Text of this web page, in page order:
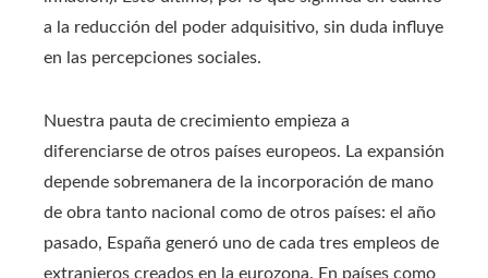
a la reducción del poder adquisitivo, sin duda influye
en las percepciones sociales.
Nuestra pauta de crecimiento empieza a
diferenciarse de otros países europeos. La expansión
depende sobremanera de la incorporación de mano
de obra tanto nacional como de otros países: el año
pasado, España generó uno de cada tres empleos de
extranjeros creados en la eurozona. En países como